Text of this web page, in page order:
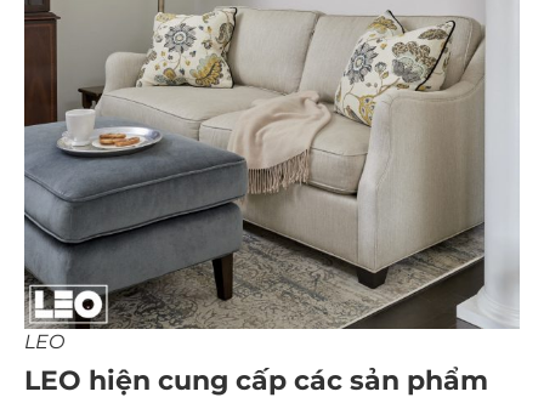
LEO
LEO hiện cung cấp các sản phẩm